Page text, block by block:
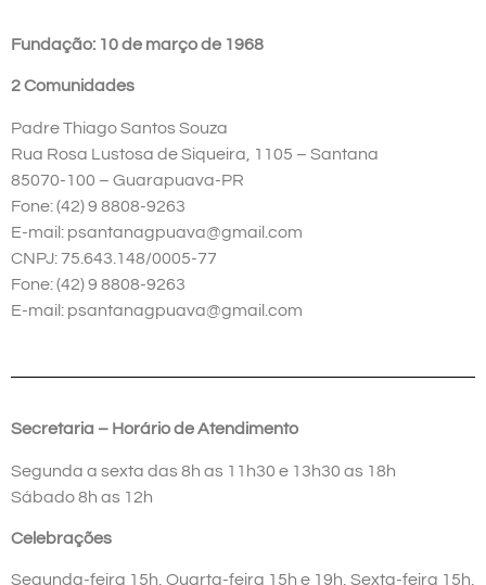
Fundação: 10 de março de 1968
2 Comunidades
Padre Thiago Santos Souza
Rua Rosa Lustosa de Siqueira, 1105 – Santana
85070-100 – Guarapuava-PR
Fone: (42) 9 8808-9263
E-mail: psantanagpuava@gmail.com
CNPJ: 75.643.148/0005-77
Fone: (42) 9 8808-9263
E-mail: psantanagpuava@gmail.com
Secretaria – Horário de Atendimento
Segunda a sexta das 8h as 11h30 e 13h30 as 18h
Sábado 8h as 12h
Celebrações
Segunda-feira 15h, Quarta-feira 15h e 19h, Sexta-feira 15h,